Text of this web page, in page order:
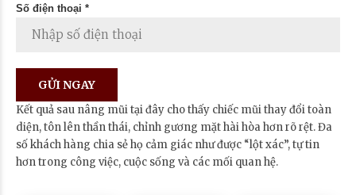
Số điện thoại *
Kết quả sau nâng mũi tại đây cho thấy chiếc mũi thay đổi toàn
diện, tôn lên thần thái, chỉnh gương mặt hài hòa hơn rõ rệt. Đa
số khách hàng chia sẻ họ cảm giác như được “lột xác”, tự tin
hơn trong công việc, cuộc sống và các mối quan hệ.